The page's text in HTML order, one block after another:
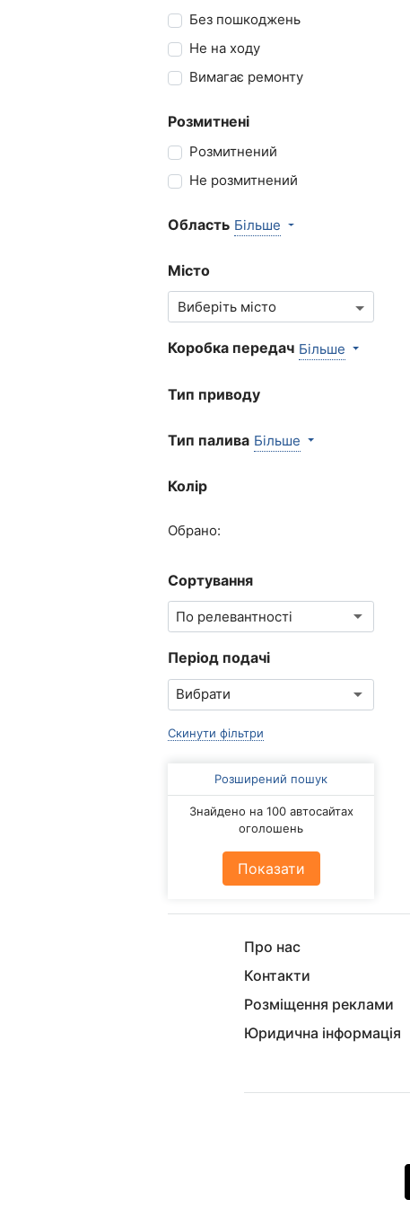
Без пошкоджень
Не на ходу
Вимагає ремонту
Розмитнені
Розмитнений
Не розмитнений
Область Більше
Місто
Коробка передач Більше
Тип приводу
Тип палива Більше
Колір
Обрано:
Сортування
Період подачі
Скинути фільтри
Розширений пошук
Знайдено на 100 автосайтах
оголошень
Показати
Про нас
Контакти
Розміщення реклами
Юридична інформація